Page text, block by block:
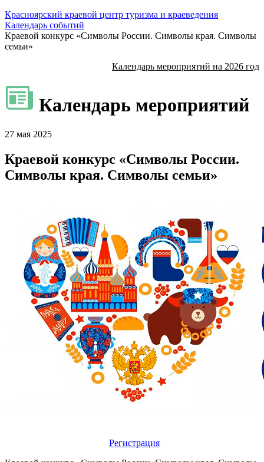
Красноярский краевой центр туризма и краеведения
Календарь событий
Краевой конкурс «Символы России. Символы края. Символы
семьи»
Календарь мероприятий на 2026 год
Календарь мероприятий
27 мая 2025
Краевой конкурс «Символы России.
Символы края. Символы семьи»
Регистрация